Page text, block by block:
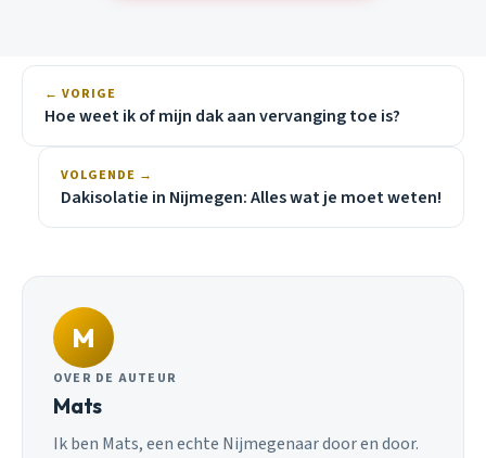
← VORIGE
Hoe weet ik of mijn dak aan vervanging toe is?
VOLGENDE →
Dakisolatie in Nijmegen: Alles wat je moet weten!
M
OVER DE AUTEUR
Mats
Ik ben Mats, een echte Nijmegenaar door en door.